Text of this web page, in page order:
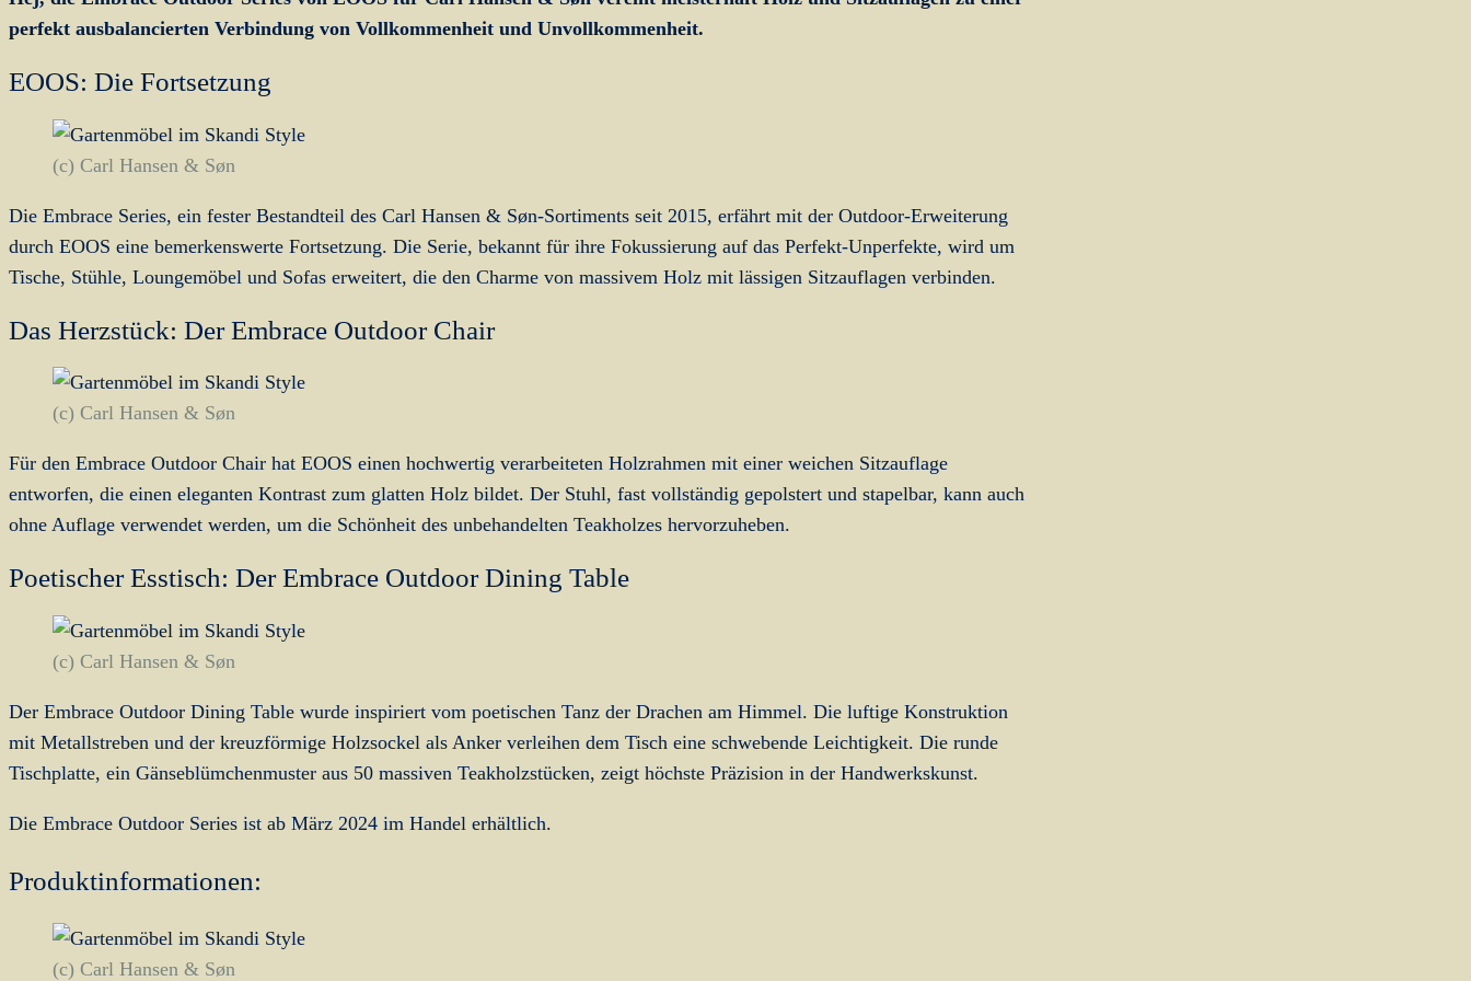
perfekt ausbalancierten Verbindung von Vollkommenheit und Unvollkommenheit.
EOOS: Die Fortsetzung
(c) Carl Hansen & Søn
Die Embrace Series, ein fester Bestandteil des Carl Hansen & Søn-Sortiments seit 2015, erfährt mit der Outdoor-Erweiterung
durch EOOS eine bemerkenswerte Fortsetzung. Die Serie, bekannt für ihre Fokussierung auf das Perfekt-Unperfekte, wird um
Tische, Stühle, Loungemöbel und Sofas erweitert, die den Charme von massivem Holz mit lässigen Sitzauflagen verbinden.
Das Herzstück: Der Embrace Outdoor Chair
(c) Carl Hansen & Søn
Für den Embrace Outdoor Chair hat EOOS einen hochwertig verarbeiteten Holzrahmen mit einer weichen Sitzauflage
entworfen, die einen eleganten Kontrast zum glatten Holz bildet. Der Stuhl, fast vollständig gepolstert und stapelbar, kann auch
ohne Auflage verwendet werden, um die Schönheit des unbehandelten Teakholzes hervorzuheben.
Poetischer Esstisch: Der Embrace Outdoor Dining Table
(c) Carl Hansen & Søn
Der Embrace Outdoor Dining Table wurde inspiriert vom poetischen Tanz der Drachen am Himmel. Die luftige Konstruktion
mit Metallstreben und der kreuzförmige Holzsockel als Anker verleihen dem Tisch eine schwebende Leichtigkeit. Die runde
Tischplatte, ein Gänseblümchenmuster aus 50 massiven Teakholzstücken, zeigt höchste Präzision in der Handwerkskunst.
Die Embrace Outdoor Series ist ab März 2024 im Handel erhältlich.
Produktinformationen:
(c) Carl Hansen & Søn